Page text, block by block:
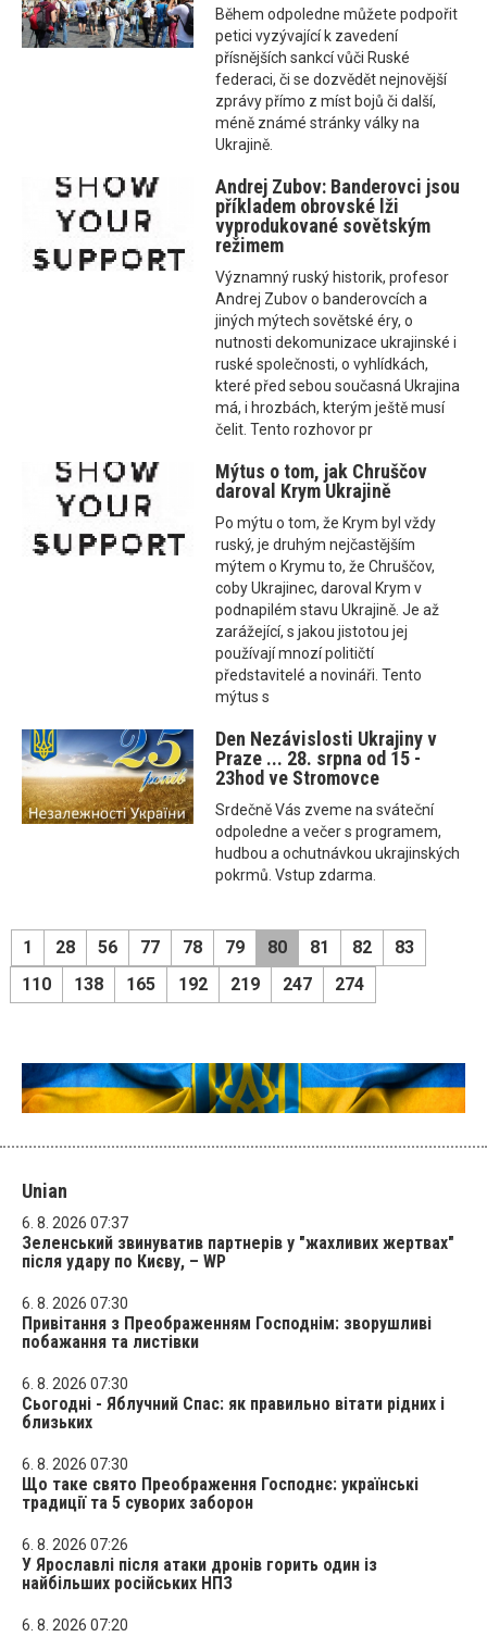
Během odpoledne můžete podpořit
petici vyzývající k zavedení
přísnějších sankcí vůči Ruské
federaci, či se dozvědět nejnovější
zprávy přímo z míst bojů či další,
méně známé stránky války na
Ukrajině.
Andrej Zubov: Banderovci jsou
příkladem obrovské lži
vyprodukované sovětským
režimem
Významný ruský historik, profesor
Andrej Zubov o banderovcích a
jiných mýtech sovětské éry, o
nutnosti dekomunizace ukrajinské i
ruské společnosti, o vyhlídkách,
které před sebou současná Ukrajina
má, i hrozbách, kterým ještě musí
čelit. Tento rozhovor pr
Mýtus o tom, jak Chruščov
daroval Krym Ukrajině
Po mýtu o tom, že Krym byl vždy
ruský, je druhým nejčastějším
mýtem o Krymu to, že Chruščov,
coby Ukrajinec, daroval Krym v
podnapilém stavu Ukrajině. Je až
zarážející, s jakou jistotou jej
používají mnozí političtí
představitelé a novináři. Tento
mýtus s
Den Nezávislosti Ukrajiny v
Praze ... 28. srpna od 15 -
23hod ve Stromovce
Srdečně Vás zveme na sváteční
odpoledne a večer s programem,
hudbou a ochutnávkou ukrajinských
pokrmů. Vstup zdarma.
1 28 56 77 78 79 80 81 82
83
110
138 165 192 219 247 274
Unian
6. 8. 2026 07:37
Зеленський звинуватив партнерів у "жахливих жертвах"
після удару по Києву, – WP
6. 8. 2026 07:30
Привітання з Преображенням Господнім: зворушливі
побажання та листівки
6. 8. 2026 07:30
Сьогодні - Яблучний Спас: як правильно вітати рідних і
близьких
6. 8. 2026 07:30
Що таке свято Преображення Господнє: українські
традиції та 5 суворих заборон
6. 8. 2026 07:26
У Ярославлі після атаки дронів горить один із
найбільших російських НПЗ
6. 8. 2026 07:20